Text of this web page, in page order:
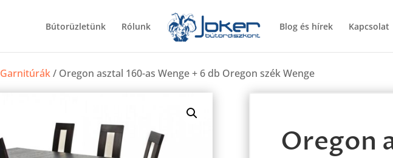
Bútorüzletünk Rólunk Blog és hírek Kapcsolat
Garnitúrák/ Oregon asztal 160-as Wenge + 6 db Oregon szék Wenge
Oregon